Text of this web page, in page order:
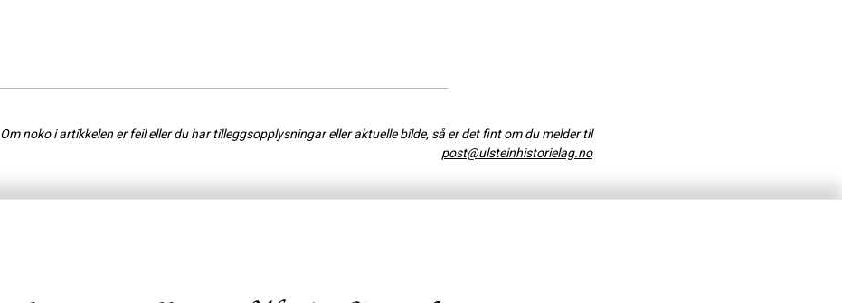
Om noko i artikkelen er feil eller du har tilleggsopplysningar eller aktuelle bilde, så er det fint om du melder til
post@ulsteinhistorielag.no